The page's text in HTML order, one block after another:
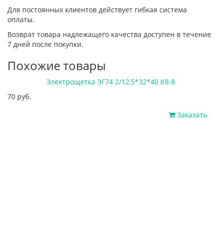
Для постоянных клиентов действует гибкая система
оплаты.
Возврат товара надлежащего качества доступен в течение
7 дней после покупки.
Похожие товары
Электрощетка ЭГ74 2/12,5*32*40 К8-8
70 руб.
Заказать